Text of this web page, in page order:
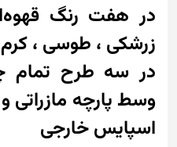
در هفت رنگ
زرشکی ، طوسی ،
در سه طرح تمام
وسط پارچه مازراتی
اسپایس خارجی